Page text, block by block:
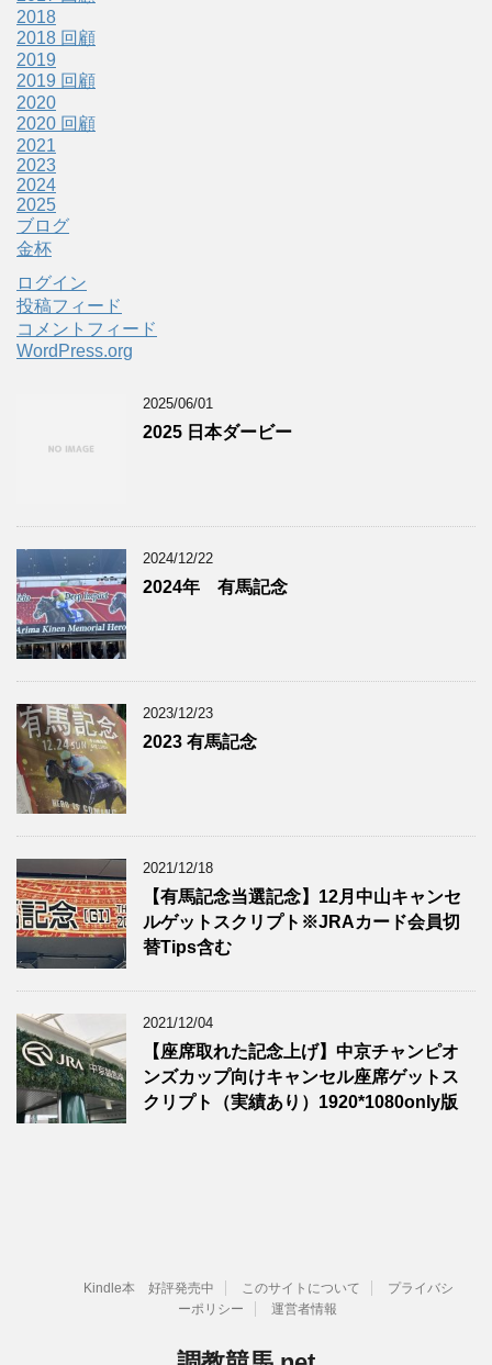
2018
2018 回顧
2019
2019 回顧
2020
2020 回顧
2021
2023
2024
2025
ブログ
金杯
ログイン
投稿フィード
コメントフィード
WordPress.org
2025/06/01
2025 日本ダービー
2024/12/22
2024年 有馬記念
2023/12/23
2023 有馬記念
2021/12/18
【有馬記念当選記念】12月中山キャンセ
ルゲットスクリプト※JRAカード会員切
替Tips含む
2021/12/04
【座席取れた記念上げ】中京チャンピオ
ンズカップ向けキャンセル座席ゲットス
クリプト（実績あり）1920*1080only版
Kindle本 好評発売中 このサイトについて
プライバシ
ーポリシー
運営者情報